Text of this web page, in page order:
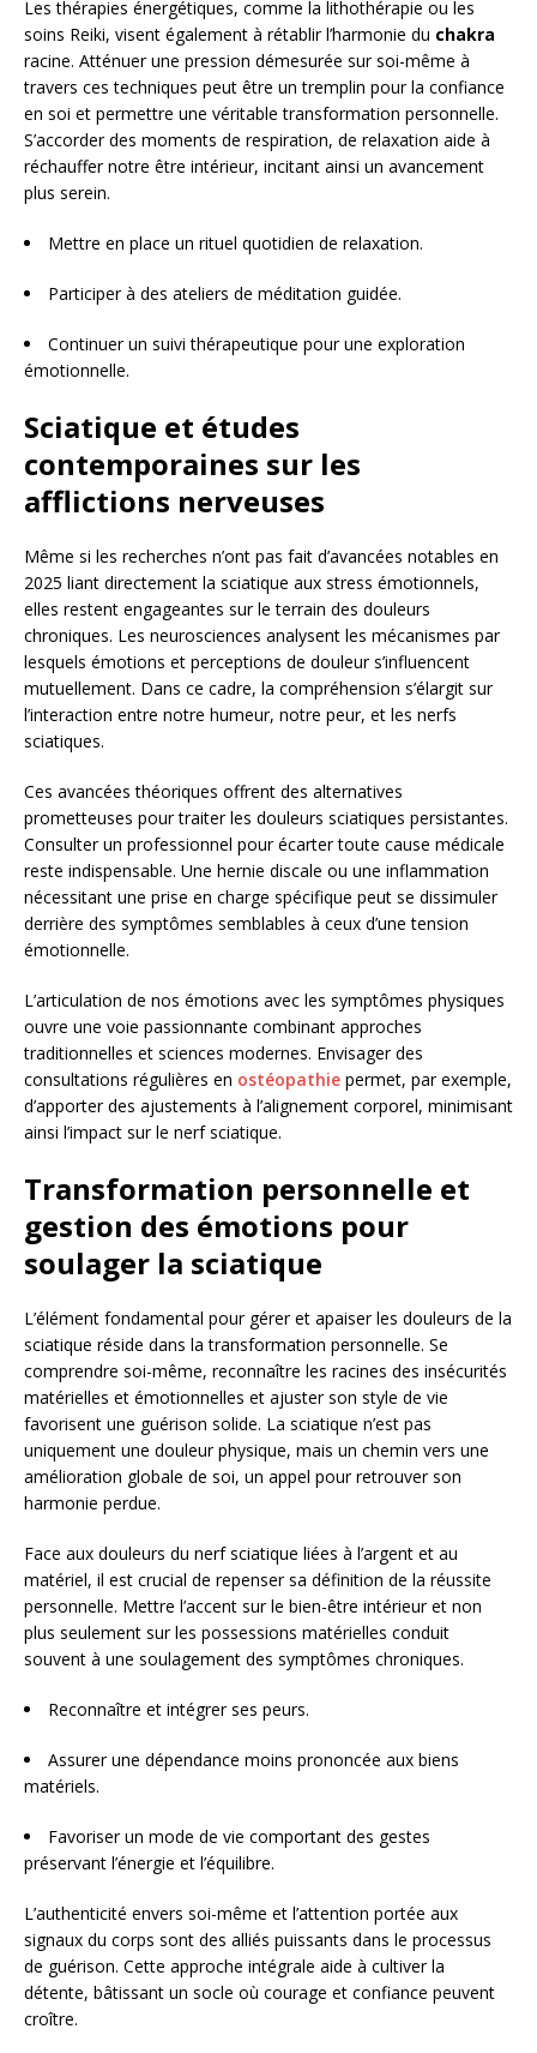
Les thérapies énergétiques, comme la lithothérapie ou les
soins Reiki, visent également à rétablir l’harmonie du chakra
racine. Atténuer une pression démesurée sur soi-même à
travers ces techniques peut être un tremplin pour la confiance
en soi et permettre une véritable transformation personnelle.
S’accorder des moments de respiration, de relaxation aide à
réchauffer notre être intérieur, incitant ainsi un avancement
plus serein.
Mettre en place un rituel quotidien de relaxation.
Participer à des ateliers de méditation guidée.
Continuer un suivi thérapeutique pour une exploration
émotionnelle.
Sciatique et études
contemporaines sur les
afflictions nerveuses
Même si les recherches n’ont pas fait d’avancées notables en
2025 liant directement la sciatique aux stress émotionnels,
elles restent engageantes sur le terrain des douleurs
chroniques. Les neurosciences analysent les mécanismes par
lesquels émotions et perceptions de douleur s’influencent
mutuellement. Dans ce cadre, la compréhension s’élargit sur
l’interaction entre notre humeur, notre peur, et les nerfs
sciatiques.
Ces avancées théoriques offrent des alternatives
prometteuses pour traiter les douleurs sciatiques persistantes.
Consulter un professionnel pour écarter toute cause médicale
reste indispensable. Une hernie discale ou une inflammation
nécessitant une prise en charge spécifique peut se dissimuler
derrière des symptômes semblables à ceux d’une tension
émotionnelle.
L’articulation de nos émotions avec les symptômes physiques
ouvre une voie passionnante combinant approches
traditionnelles et sciences modernes. Envisager des
consultations régulières en ostéopathie permet, par exemple,
d’apporter des ajustements à l’alignement corporel, minimisant
ainsi l’impact sur le nerf sciatique.
Transformation personnelle et
gestion des émotions pour
soulager la sciatique
L’élément fondamental pour gérer et apaiser les douleurs de la
sciatique réside dans la transformation personnelle. Se
comprendre soi-même, reconnaître les racines des insécurités
matérielles et émotionnelles et ajuster son style de vie
favorisent une guérison solide. La sciatique n’est pas
uniquement une douleur physique, mais un chemin vers une
amélioration globale de soi, un appel pour retrouver son
harmonie perdue.
Face aux douleurs du nerf sciatique liées à l’argent et au
matériel, il est crucial de repenser sa définition de la réussite
personnelle. Mettre l’accent sur le bien-être intérieur et non
plus seulement sur les possessions matérielles conduit
souvent à une soulagement des symptômes chroniques.
Reconnaître et intégrer ses peurs.
Assurer une dépendance moins prononcée aux biens
matériels.
Favoriser un mode de vie comportant des gestes
préservant l’énergie et l’équilibre.
L’authenticité envers soi-même et l’attention portée aux
signaux du corps sont des alliés puissants dans le processus
de guérison. Cette approche intégrale aide à cultiver la
détente, bâtissant un socle où courage et confiance peuvent
croître.